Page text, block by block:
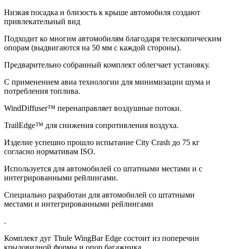
Низкая посадка и близость к крыше автомобиля создают
привлекательный вид
Подходит ко многим автомобилям благодаря телескопическим
опорам (выдвигаются на 50 мм с каждой стороны).
Предварительно собранный комплект облегчает установку.
С применением авиа технологии для минимизации шума и
потребления топлива.
WindDiffuser™ перенаправляет воздушные потоки.
TrailEdge™ для снижения сопротивления воздуха.
Изделие успешно прошло испытание City Crash до 75 кг
согласно нормативам ISO.
Используется для автомобилей со штатными местами и с
интегрированными рейлингами.
Специально разработан для автомобилей со штатными
местами и интегрированными рейлингами
.
Комплект дуг Thule WingBar Edge состоит из поперечин
крыловидной формы и опор багажника.